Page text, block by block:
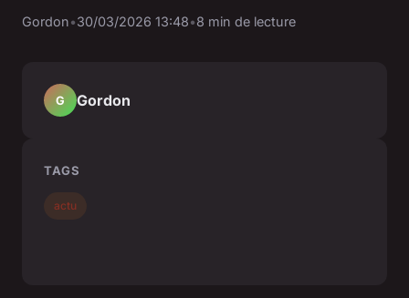
Gordon•30/03/2026 13:48•8 min de lecture
G Gordon
TAGS
actu